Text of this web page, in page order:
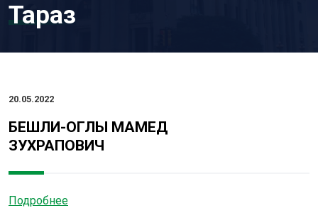
Тараз
20.05.2022
БЕШЛИ-ОГЛЫ МАМЕД
ЗУХРАПОВИЧ
Подробнее